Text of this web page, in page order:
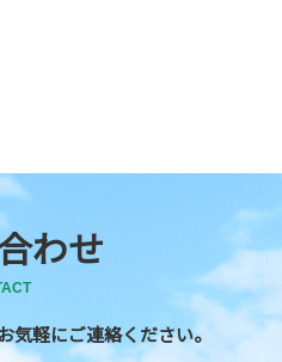
わせ
気軽にご連絡ください。